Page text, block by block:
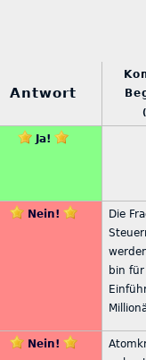
Antwort
Ja!
Nein!
Die
bin
Nein!